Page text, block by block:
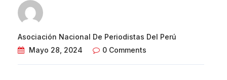
Asociación Nacional De Periodistas Del Perú
Mayo 28, 2024
0 Comments